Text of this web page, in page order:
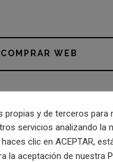
COMPRAR WEB
propias y de terceros para
servicios analizando la
clic en ACEPTAR,
la aceptación de nuestra